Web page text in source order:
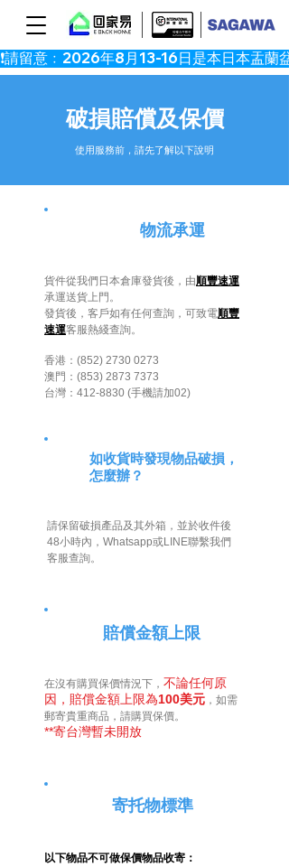
​破損賠償及保價
​使用服務前，請先了解以下說明
物流承運
貨件從我們日本倉庫發貨後，由順豐速運
承運送貨上門。
發貨後，客戶如有任何查詢，可致電順豐
速運客服熱綫查詢。
香港：(852) 2730 0273
澳門：(853) 2873 7373
​台灣：412-8830 (手機請加02)
如收貨時發現物品破損，
怎麼辦？
請保留破損產品及其外箱，並於收件後
48小時內，Whatsapp或LINE聯繫我們
客服查詢。
賠償金額上限
在沒有購買保價情況下， 不論任何原
因，賠償金額上限為100美元 ，如需
郵寄貴重商品，請購買保價。
**寄台灣暫未開放
寄托物標準
以下物品不可做保價物品收寄：